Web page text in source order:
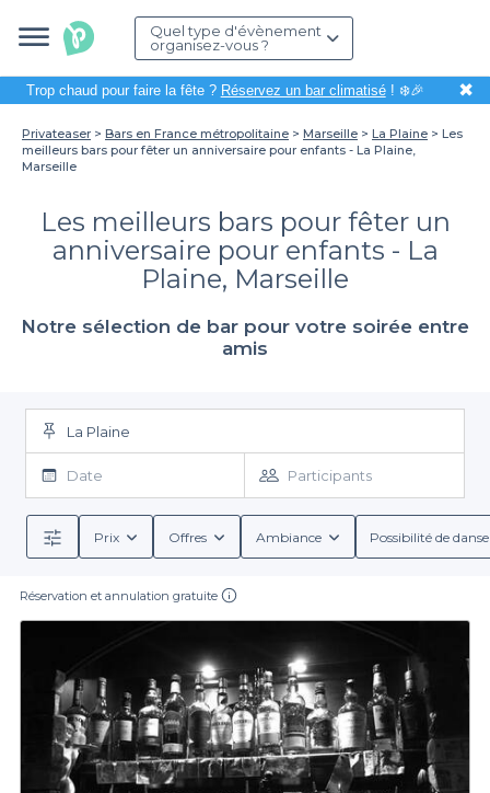
Quel type d'évènement
organisez-vous ?
Trop chaud pour faire la fête ? Réservez un bar climatisé! ❄️🎉 ✖
Privateaser Bars en France métropolitaine Marseille La Plaine
Les
meilleurs bars pour fêter un anniversaire pour enfants - La Plaine,
Marseille
Les meilleurs bars pour fêter un
anniversaire pour enfants - La
Plaine, Marseille
Notre sélection de bar pour votre soirée entre
amis
La Plaine
Date Participants
Prix Offres Ambiance Possibilité de
Réservation et annulation gratuite